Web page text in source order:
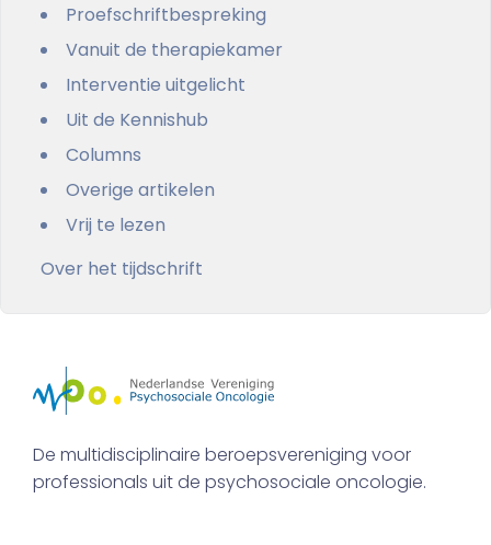
Proefschriftbespreking
Vanuit de therapiekamer
Interventie uitgelicht
Uit de Kennishub
Columns
Overige artikelen
Vrij te lezen
Over het tijdschrift
De multidisciplinaire beroepsvereniging voor
professionals uit de psychosociale oncologie.